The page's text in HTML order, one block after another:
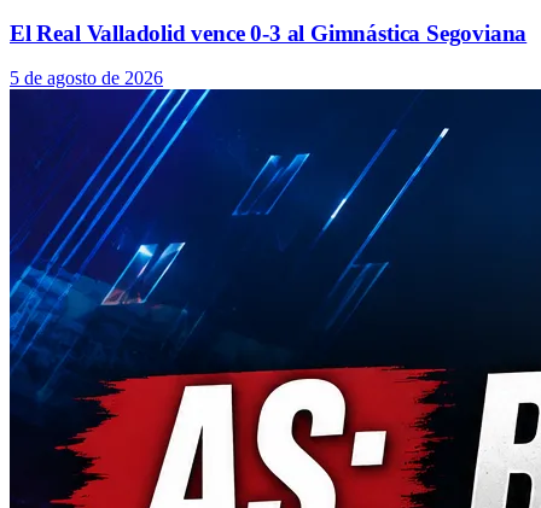
El Real Valladolid vence 0-3 al Gimnástica Segoviana
5 de agosto de 2026